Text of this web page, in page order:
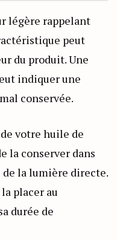
légère rappelant
peut
du produit. Une
indiquer une
conservée.
votre huile de
la conserver dans
de la lumière directe.
placer au
durée de